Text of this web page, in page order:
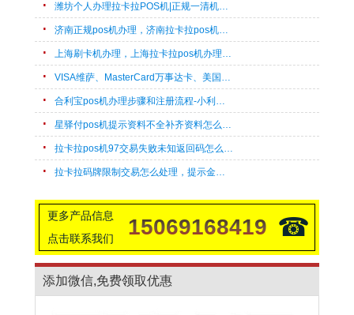
潍坊个人办理拉卡拉POS机|正规一清机速办
济南正规pos机办理，济南拉卡拉pos机上门办理流程
上海刷卡机办理，上海拉卡拉pos机办理，快速申请
VISA维萨、MasterCard万事达卡、美国运通卡、外币卡POS机刷卡pos机开通支持机型汇总
合利宝pos机办理步骤和注册流程-小利有客
星驿付pos机提示资料不全补齐资料怎么回事
拉卡拉pos机97交易失败未知返回码怎么回事
拉卡拉码牌限制交易怎么处理，提示金额过大！
更多产品信息
点击联系我们
15069168419 ☎
添加微信,免费领取优惠